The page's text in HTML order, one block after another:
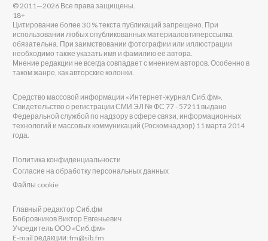
© 2011—2026 Все права защищены.
18+
Цитирование более 30 % текста публикаций запрещено. При
использовании любых опубликованных материалов гиперссылка
обязательна. При заимствовании фотографии или иллюстрации
необходимо также указать имя и фамилию её автора.
Мнение редакции не всегда совпадает с мнением авторов. Особенно в
таком жанре, как авторские колонки.
Средство массовой информации «Интернет-журнал Сиб.фм».
Свидетельство о регистрации СМИ ЭЛ № ФС 77 - 57211 выдано
Федеральной службой по надзору в сфере связи, информационных
технологий и массовых коммуникаций (Роскомнадзор) 11 марта 2014
года.
Политика конфиденциальности
Согласие на обработку персональных данных
Файлы cookie
Главный редактор Сиб.фм
Бобровников Виктор Евгеньевич
Учредитель ООО «Сиб.фм»
E-mail редакции: fm@sib.fm